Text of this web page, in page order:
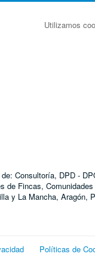
Utilizamos
Consultoría, DPD -
Fincas,
y La Mancha, Aragón,
Políticas de